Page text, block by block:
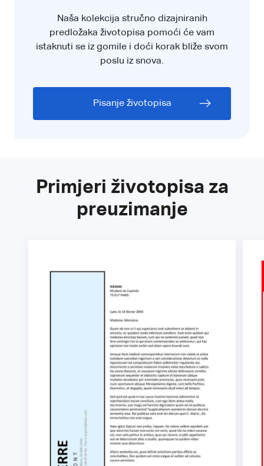
Naša kolekcija stručno dizajniranih
predložaka životopisa pomoći će vam
istaknuti se iz gomile i doći korak bliže svom
poslu iz snova.
Pisanje životopisa
Primjeri životopisa za
preuzimanje